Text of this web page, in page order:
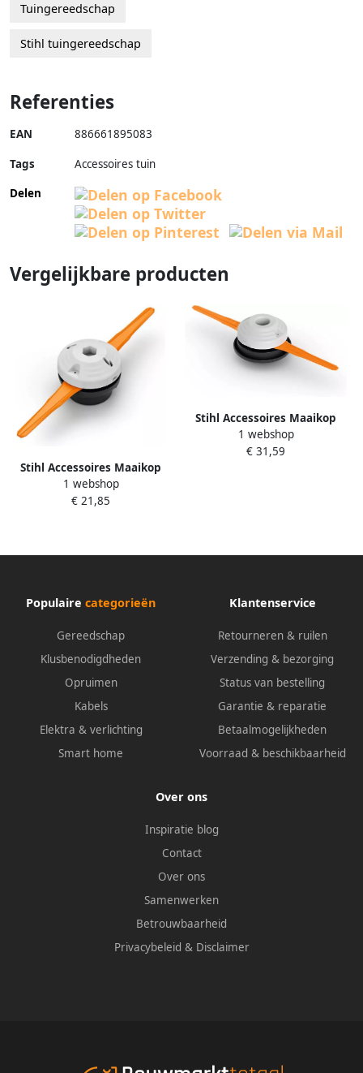
Tuingereedschap
Stihl tuingereedschap
Referenties
EAN 886661895083
Tags
Accessoires tuin
Delen
Vergelijkbare producten
Stihl Accessoires Maaikop
PolyCut 6-2 40067102137
1 webshop
€ 21,85
Stihl Accessoires Maaikop
PolyCut 12-2 | 330 mm
maaicirkel 40107102110
1 webshop
€ 31,59
Populaire categorieën
Gereedschap
Klusbenodigdheden
Opruimen
Kabels
Elektra & verlichting
Smart home
Klantenservice
Retourneren & ruilen
Verzending & bezorging
Status van bestelling
Garantie & reparatie
Betaalmogelijkheden
Voorraad & beschikbaarheid
Over ons
Inspiratie blog
Contact
Over ons
Samenwerken
Betrouwbaarheid
Privacybeleid & Disclaimer